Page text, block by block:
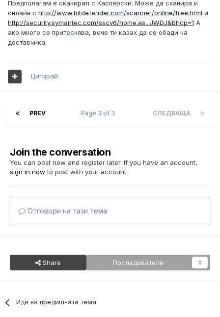
Предполагам е сканирал с Касперски. Може да сканира и
онлайн с http://www.bitdefender.com/scanner/online/free.html и
http://security.symantec.com/sscv6/home.as...JWDJ&bhcp=1 А
ако много се притеснява, вече ти казах да се обади на
доставчика.
Цитирай
PREV СЛЕДВАЩА
Page 3 of 3
Join the conversation
You can post now and register later. If you have an account,
sign in now to post with your account.
Отговори на тази тема
Share Последователи 0
Иди на предишната тема